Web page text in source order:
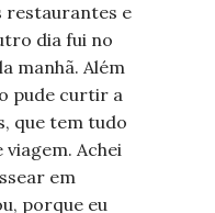
restaurantes e
dia fui no
manhã. Além
pude curtir a
que tem tudo
Achei
em
porque eu